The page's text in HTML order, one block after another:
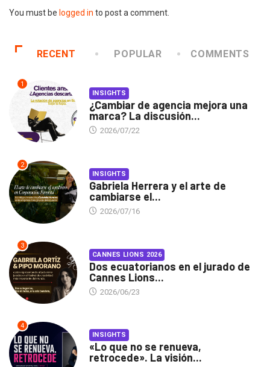
You must be logged in to post a comment.
RECENT POPULAR COMMENTS
1
INSIGHTS
¿Cambiar de agencia mejora una
marca? La discusión...
2026/07/22
2
INSIGHTS
Gabriela Herrera y el arte de
cambiarse el...
2026/07/16
3
CANNES LIONS 2026
Dos ecuatorianos en el jurado de
Cannes Lions...
2026/06/23
4
INSIGHTS
«Lo que no se renueva,
retrocede». La visión...